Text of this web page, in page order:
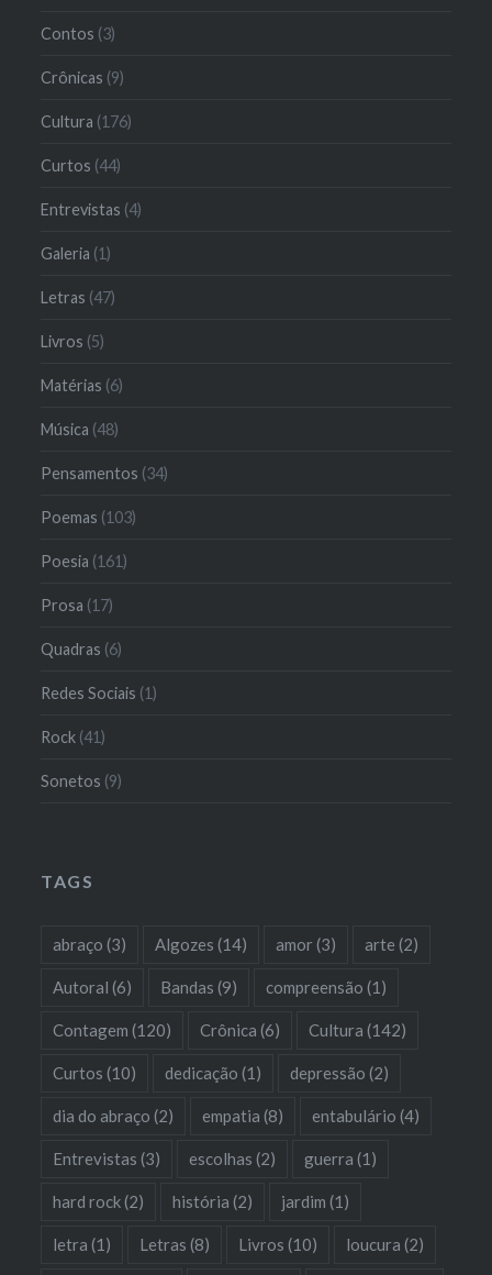
Contos (3)
Crônicas (9)
Cultura (176)
Curtos (44)
Entrevistas (4)
Galeria (1)
Letras (47)
Livros (5)
Matérias (6)
Música (48)
Pensamentos (34)
Poemas (103)
Poesia (161)
Prosa (17)
Quadras (6)
Redes Sociais (1)
Rock (41)
Sonetos (9)
TAGS
abraço (3) Algozes (14) amor(3) arte (2)
Autoral (6) Bandas (9) compreensão (1)
Contagem (120) Crônica (6) Cultura (142)
Curtos (10) dedicação (1) depressão (2)
dia do abraço (2) empatia (8) entabulário (4)
Entrevistas (3) escolhas (2) guerra (1)
hard rock(2) história (2) jardim (1)
letra (1) Letras (8) Livros (10) loucura (2)